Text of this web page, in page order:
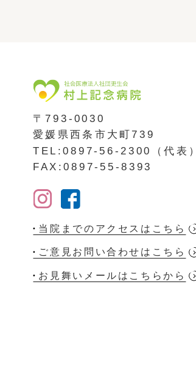
〒793-0030
愛媛県西条市大町739
TEL:0897-56-2300（代表）
FAX:0897-55-8393
当院までのアクセスはこちら
ご意見お問い合わせはこちら
お見舞いメールはこちらから